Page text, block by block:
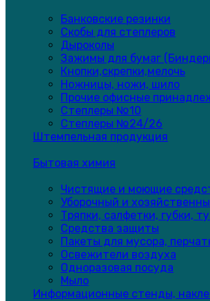
Банковские резинки
Скобы для степлеров
Дыроколы
Зажимы для бумаг
Кнопки,скрепки,мелочь
Ножницы, ножи, шило
Прочие офисные
Степлеры №10
Степлеры №24/26
Штемпельная продукция
Бытовая химия
Чистящие и моющие
Уборочный и
Тряпки, салфетки, губки,
Средства защиты
Пакеты для мусора,
Освежители воздуха
Одноразовая посуда
Мыло
Информационные стенды,